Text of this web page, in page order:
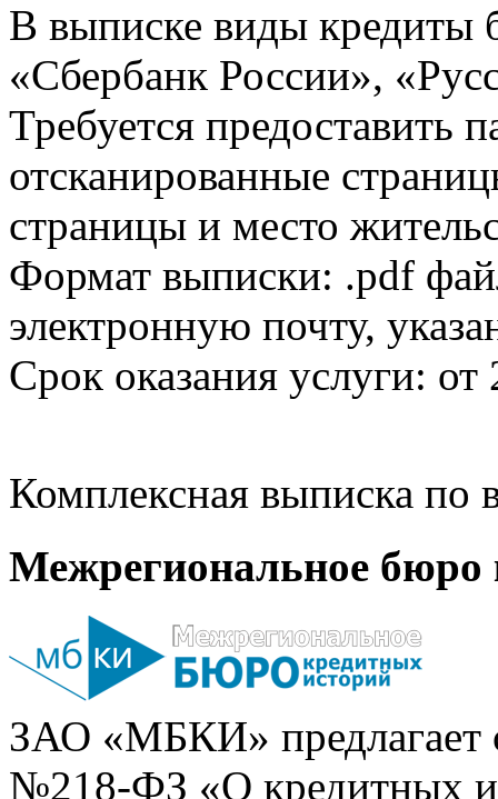
В выписке виды кредиты
«Сбербанк России»,
Требуется предоставить
отсканированные
страницы и место
Формат выписки: .pdf
электронную почту,
Срок оказания услуги: от
Комплексная выписка
Межрегиональное бюро
ЗАО «МБКИ» предлагает
№218-ФЗ «О кредитных